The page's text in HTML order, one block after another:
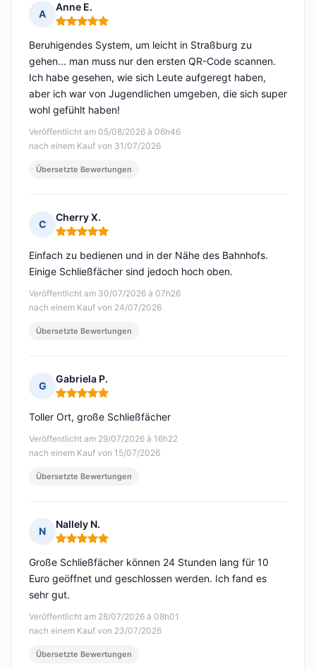
A
Anne E.
Hinweis: 5 von 5
Veröffentlicht am 05/08/2026 à 06h46
nach einem Kauf von 31/07/2026
Beruhigendes System, um leicht in Straßburg zu
gehen... man muss nur den ersten QR-Code scannen.
Ich habe gesehen, wie sich Leute aufgeregt haben,
aber ich war von Jugendlichen umgeben, die sich super
wohl gefühlt haben!
Übersetzte Bewertungen
C
Cherry X.
Hinweis: 5 von 5
Veröffentlicht am 30/07/2026 à 07h26
nach einem Kauf von 24/07/2026
Einfach zu bedienen und in der Nähe des Bahnhofs.
Einige Schließfächer sind jedoch hoch oben.
Übersetzte Bewertungen
G
Gabriela P.
Hinweis: 5 von 5
Veröffentlicht am 29/07/2026 à 16h22
nach einem Kauf von 15/07/2026
Toller Ort, große Schließfächer
Übersetzte Bewertungen
N
Nallely N.
Hinweis: 5 von 5
Veröffentlicht am 28/07/2026 à 08h01
nach einem Kauf von 23/07/2026
Große Schließfächer können 24 Stunden lang für 10
Euro geöffnet und geschlossen werden. Ich fand es
sehr gut.
Übersetzte Bewertungen